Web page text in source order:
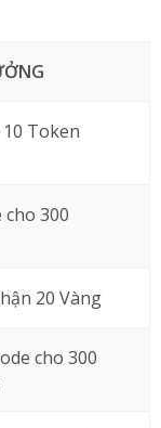
Token
cho 300
20 Vàng
cho 300